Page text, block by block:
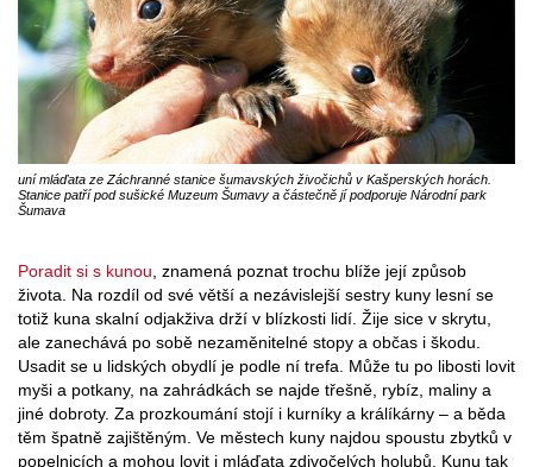
uní mláďata ze Záchranné stanice šumavských živočichů v Kašperských horách.
Stanice patří pod sušické Muzeum Šumavy a částečně jí podporuje Národní park
Šumava
Poradit si s kunou , znamená poznat trochu blíže její způsob
života. Na rozdíl od své větší a nezávislejší sestry kuny lesní se
totiž kuna skalní odjakživa drží v blízkosti lidí. Žije sice v skrytu,
ale zanechává po sobě nezaměnitelné stopy a občas i škodu.
Usadit se u lidských obydlí je podle ní trefa. Může tu po libosti lovit
myši a potkany, na zahrádkách se najde třešně, rybíz, maliny a
jiné dobroty. Za prozkoumání stojí i kurníky a králíkárny – a běda
těm špatně zajištěným. Ve městech kuny najdou spoustu zbytků v
popelnicích a mohou lovit i mláďata zdivočelých holubů. Kunu tak